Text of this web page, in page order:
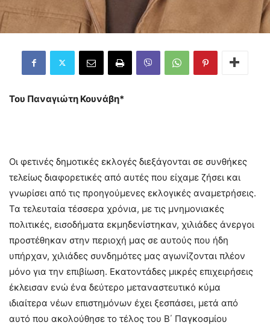
Του Παναγιώτη Κουνάβη*
Οι φετινές δημοτικές εκλογές διεξάγονται σε συνθήκες
τελείως διαφορετικές από αυτές που είχαμε ζήσει και
γνωρίσει από τις προηγούμενες εκλογικές αναμετρήσεις.
Τα τελευταία τέσσερα χρόνια, με τις μνημονιακές
πολιτικές, εισοδήματα εκμηδενίστηκαν, χιλιάδες άνεργοι
προστέθηκαν στην περιοχή μας σε αυτούς που ήδη
υπήρχαν, χιλιάδες συνδημότες μας αγωνίζονται πλέον
μόνο για την επιβίωση. Εκατοντάδες μικρές επιχειρήσεις
έκλεισαν ενώ ένα δεύτερο μεταναστευτικό κύμα
ιδιαίτερα νέων επιστημόνων έχει ξεσπάσει, μετά από
αυτό που ακολούθησε το τέλος του Β΄ Παγκοσμίου